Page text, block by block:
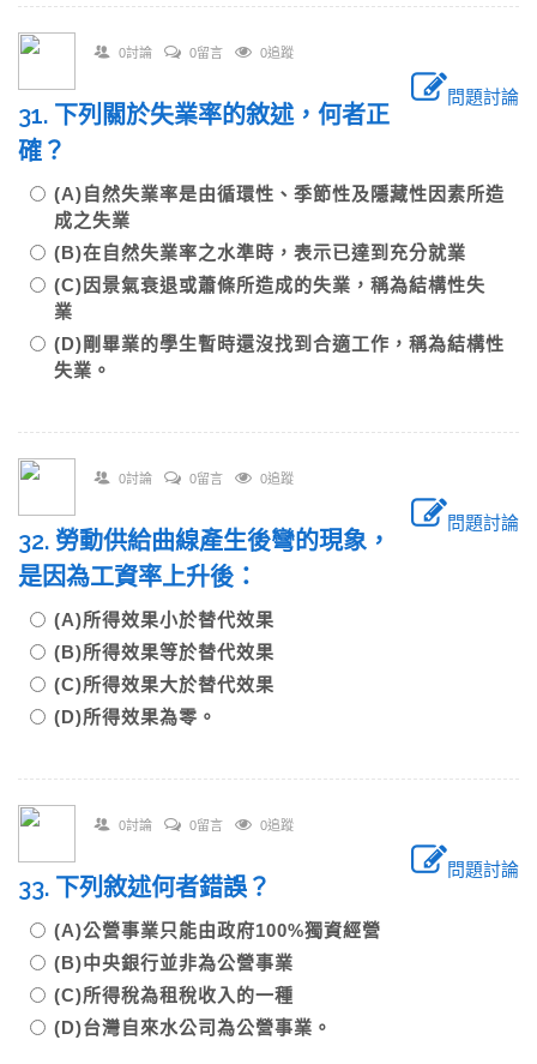
0討論 0留言 0追蹤
問題討論
31. 下列關於失業率的敘述，何者正
確？
(A)自然失業率是由循環性、季節性及隱藏性因素所造
成之失業
(B)在自然失業率之水準時，表示已達到充分就業
(C)因景氣衰退或蕭條所造成的失業，稱為結構性失
業
(D)剛畢業的學生暫時還沒找到合適工作，稱為結構性
失業。
0討論 0留言 0追蹤
問題討論
32. 勞動供給曲線產生後彎的現象，
是因為工資率上升後：
(A)所得效果小於替代效果
(B)所得效果等於替代效果
(C)所得效果大於替代效果
(D)所得效果為零。
0討論 0留言 0追蹤
問題討論
33. 下列敘述何者錯誤？
(A)公營事業只能由政府100%獨資經營
(B)中央銀行並非為公營事業
(C)所得稅為租稅收入的一種
(D)台灣自來水公司為公營事業。